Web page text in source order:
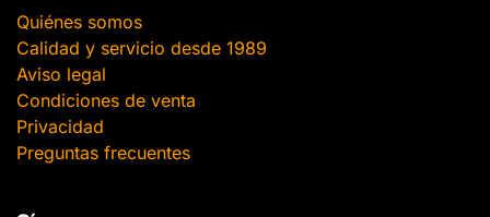
Quiénes somos
Calidad y servicio desde 1989
Aviso legal
Condiciones de venta
Privacidad
Preguntas frecuentes